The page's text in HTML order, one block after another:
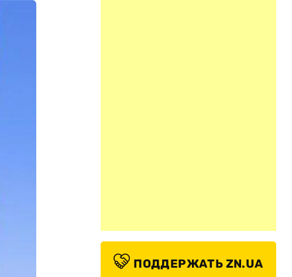
ПОДДЕРЖАТЬ ZN.UA